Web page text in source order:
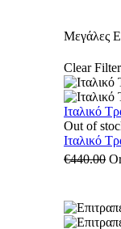
Μεγάλες
Clear
Ιταλικό
Out of
Ιταλικό
€440.00